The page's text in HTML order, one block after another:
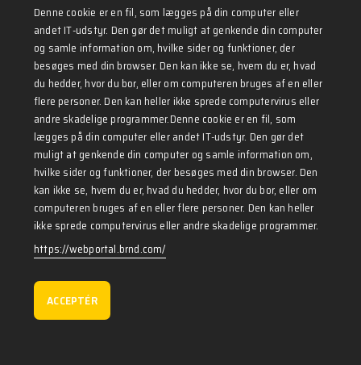
Heading
Skriv til os - det er nemmest
Fornavn Efternavn
E-mail
Message
Denne cookie er en fil, som lægges på din computer eller
andet IT-udstyr. Den gør det muligt at genkende din computer
og samle information om, hvilke sider og funktioner, der
besøges med din browser. Den kan ikke se, hvem du er, hvad
du hedder, hvor du bor, eller om computeren bruges af en eller
flere personer. Den kan heller ikke sprede computervirus eller
andre skadelige programmer.Denne cookie er en fil, som
lægges på din computer eller andet IT-udstyr. Den gør det
muligt at genkende din computer og samle information om,
hvilke sider og funktioner, der besøges med din browser. Den
kan ikke se, hvem du er, hvad du hedder, hvor du bor, eller om
computeren bruges af en eller flere personer. Den kan heller
ikke sprede computervirus eller andre skadelige programmer.
https://webportal.brnd.com/
ACCEPTÉR